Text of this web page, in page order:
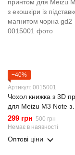
−40%
Артикул: 0015001
Чохол книжка з 3D
для Meizu M3 Note з
екошкіри із
магнитом чорна gd2
299 грн 500 грн
Немає в наявності
Оптові ціни